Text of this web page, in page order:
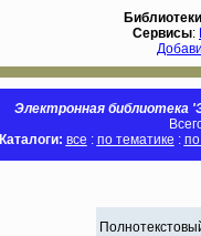
Библиотеки
Сервисы:
Электронная библиотека
Каталоги: все : по тематике :